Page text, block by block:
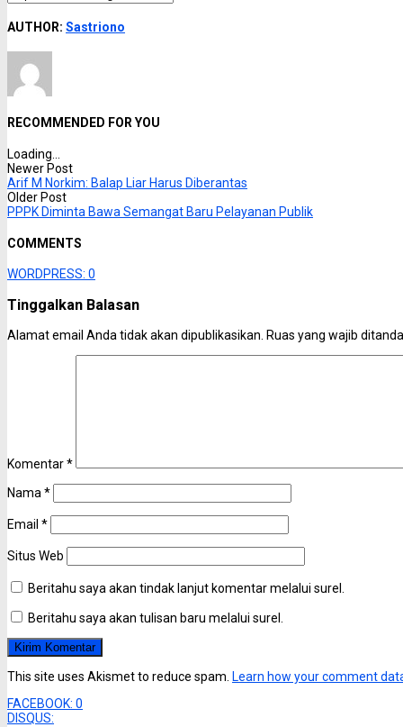
AUTHOR: Sastriono
RECOMMENDED FOR YOU
Loading...
Newer Post
Arif M Norkim: Balap Liar Harus Diberantas
Older Post
PPPK Diminta Bawa Semangat Baru Pelayanan Publik
COMMENTS
WORDPRESS: 0
Tinggalkan Balasan
Alamat email Anda tidak akan dipublikasikan. Ruas yang wajib
Komentar*
Nama *
Email *
Situs Web
Beritahu saya akan tindak lanjut komentar melalui surel.
Beritahu saya akan tulisan baru melalui surel.
This site uses Akismet to reduce spam. Learn how your comment
FACEBOOK: 0
DISQUS: